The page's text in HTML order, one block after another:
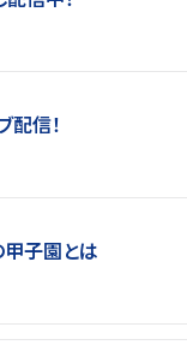
配信！
甲子園とは